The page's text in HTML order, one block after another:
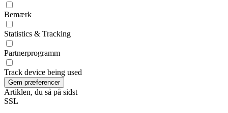
Bemærk
Statistics & Tracking
Partnerprogramm
Track device being used
Artiklen, du så på sidst
SSL